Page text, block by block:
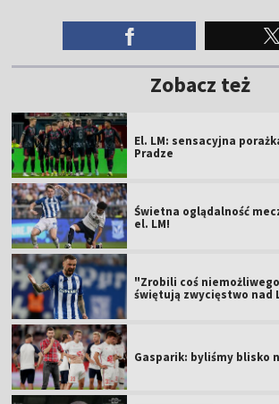
Zobacz też
El. LM: sensacyjna
Pradze
Świetna oglądalność
el. LM!
"Zrobili coś
świętują zwycięstwo nad
Gasparik: byliśmy blisko